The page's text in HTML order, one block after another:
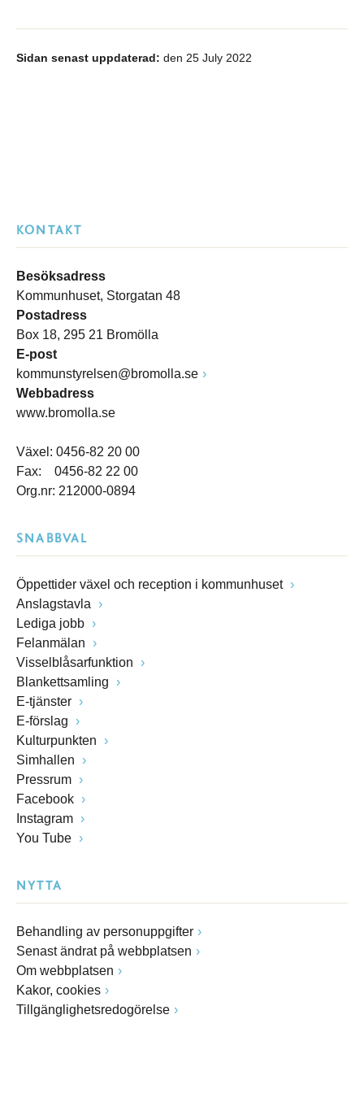
Sidan senast uppdaterad: den 25 July 2022
KONTAKT
Besöksadress
Kommunhuset, Storgatan 48
Postadress
Box 18, 295 21 Bromölla
E-post
kommunstyrelsen@bromolla.se
Webbadress
www.bromolla.se
Växel: 0456-82 20 00
Fax: 0456-82 22 00
Org.nr: 212000-0894
SNABBVAL
Öppettider växel och reception i kommunhuset
Anslagstavla
Lediga jobb
Felanmälan
Visselblåsarfunktion
Blankettsamling
E-tjänster
E-förslag
Kulturpunkten
Simhallen
Pressrum
Facebook
Instagram
You Tube
NYTTA
Behandling av personuppgifter
Senast ändrat på webbplatsen
Om webbplatsen
Kakor, cookies
Tillgänglighetsredogörelse